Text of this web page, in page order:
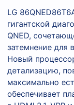
LG
гигантской
QNED,
затемнение для
Новый
детализацию,
максимально
обеспечивает